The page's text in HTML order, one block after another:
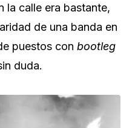
la calle era bastante,
de una banda en
puestos con bootleg
duda.